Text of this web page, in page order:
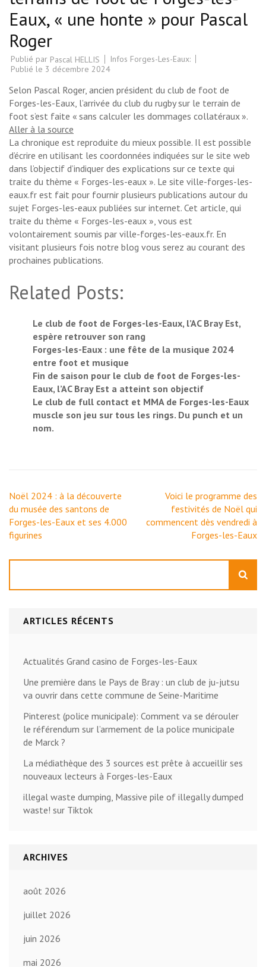
Eaux, « une honte » pour Pascal
Roger
Publié par Pascal HELLIS
Infos Forges-Les-Eaux:
Publié le 3 décembre 2024
Selon Pascal Roger, ancien président du club de foot de
Forges-les-Eaux, l’arrivée du club du rugby sur le terrain de
foot s’est faite « sans calculer les dommages collatéraux ».
Aller à la source
La chronique est reproduite du mieux possible. Il est possible
d’écrire en utilisant les coordonnées indiquées sur le site web
dans l’objectif d’indiquer des explications sur ce texte qui
traite du thème « Forges-les-eaux ». Le site ville-forges-les-
eaux.fr est fait pour fournir plusieurs publications autour du
sujet Forges-les-eaux publiées sur internet. Cet article, qui
traite du thème « Forges-les-eaux », vous est
volontairement soumis par ville-forges-les-eaux.fr. En
visitant plusieurs fois notre blog vous serez au courant des
prochaines publications.
Related Posts:
Le club de foot de Forges-les-Eaux, l’AC Bray Est,
espère retrouver son rang
Forges-les-Eaux : une fête de la musique 2024
entre foot et musique
Fin de saison pour le club de foot de Forges-les-
Eaux, l’AC Bray Est a atteint son objectif
Le club de full contact et MMA de Forges-les-Eaux
muscle son jeu sur tous les rings. Du punch et un
nom.
Navigation
de
l’article
Noël 2024 : à la découverte
du musée des santons de
Forges-les-Eaux et ses 4.000
figurines
Voici le programme des
festivités de Noël qui
commencent dès vendredi à
Forges-les-Eaux
ARTICLES RÉCENTS
Actualités Grand casino de Forges-les-Eaux
Une première dans le Pays de Bray : un club de ju-jutsu
va ouvrir dans cette commune de Seine-Maritime
Pinterest (police municipale): Comment va se dérouler
le référendum sur l’armement de la police municipale
de Marck ?
La médiathèque des 3 sources est prête à accueillir ses
nouveaux lecteurs à Forges-les-Eaux
illegal waste dumping, Massive pile of illegally dumped
waste! sur Tiktok
ARCHIVES
août 2026
juillet 2026
juin 2026
mai 2026